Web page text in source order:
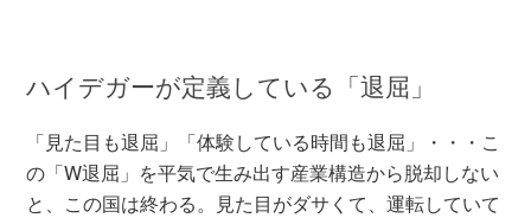
ハイデガーが定義している「退屈」
「見た目も退屈」「体験している時間も退屈」・・・こ
の「W退屈」を平気で生み出す産業構造から脱却しない
と、この国は終わる。見た目がダサくて、運転していて